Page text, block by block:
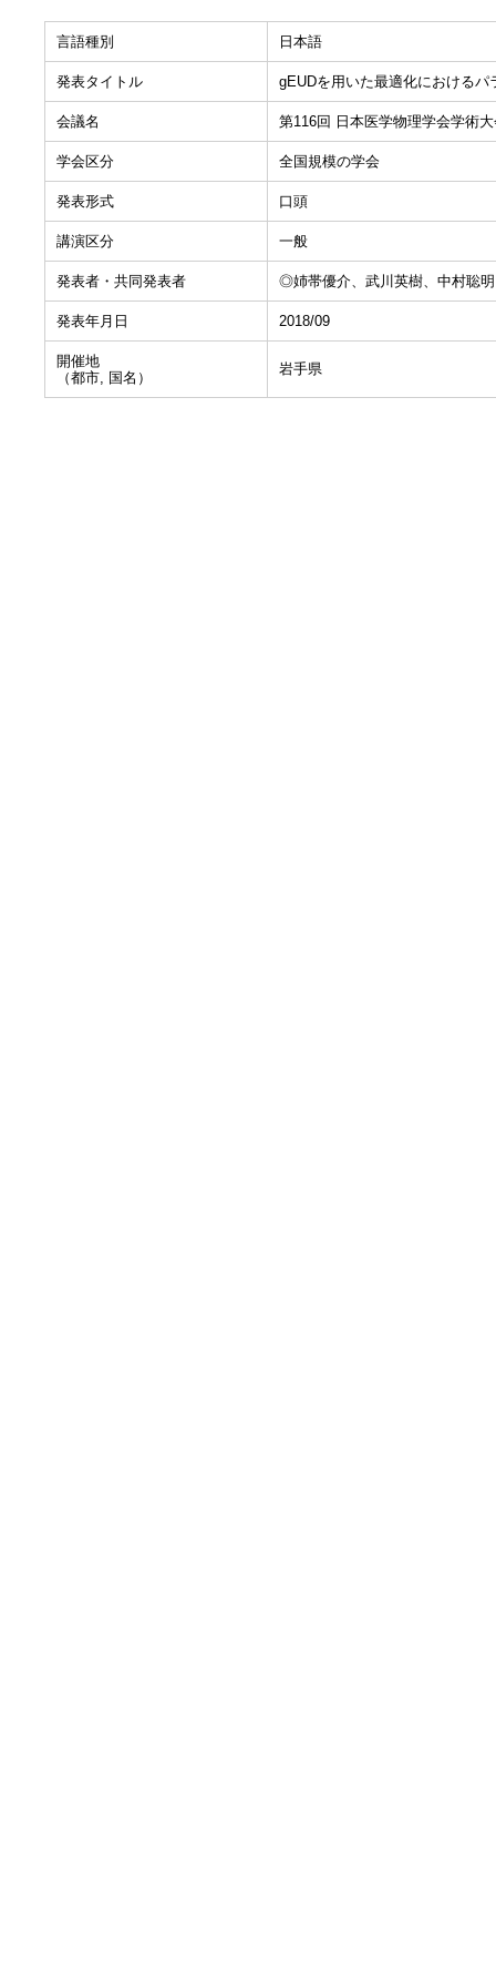
言語種別 日本語
発表タイトル gEUDを用いた最適化におけるパ
会議名 第116回 日本医学物理学会学術
学会区分 全国規模の学会
発表形式 口頭
講演区分 一般
発表者・共同発表者 ◎姉帯優介、武川英樹、中村聡
発表年月日 2018/09
開催地
（都市, 国名）
岩手県